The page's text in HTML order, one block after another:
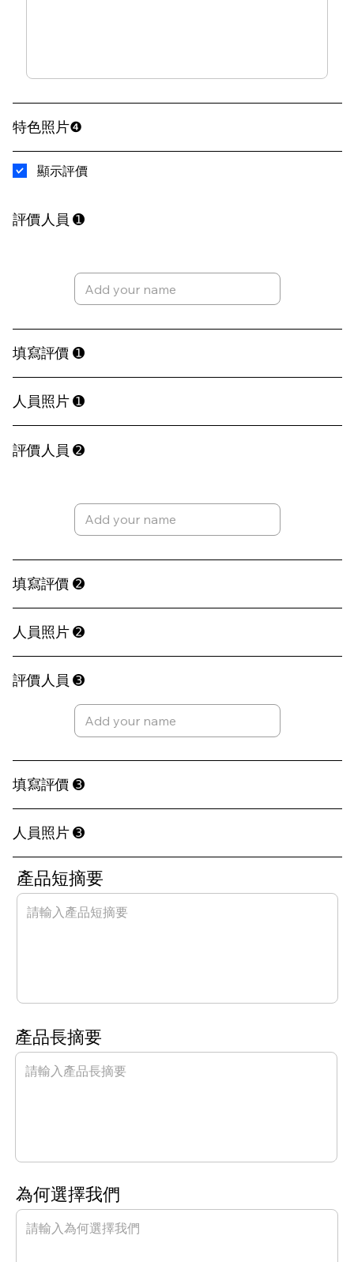
特色照片❹
顯示評價
評價人員​ ➊
​填寫評價 ➊
人員照片 ➊
評價人員 ➋
填寫評價 ➋
人員照片 ➋
評價人員 ➌
​填寫評價 ➌
人員照片 ➌
​產品短摘要
​產品長摘要
​為何選擇我們